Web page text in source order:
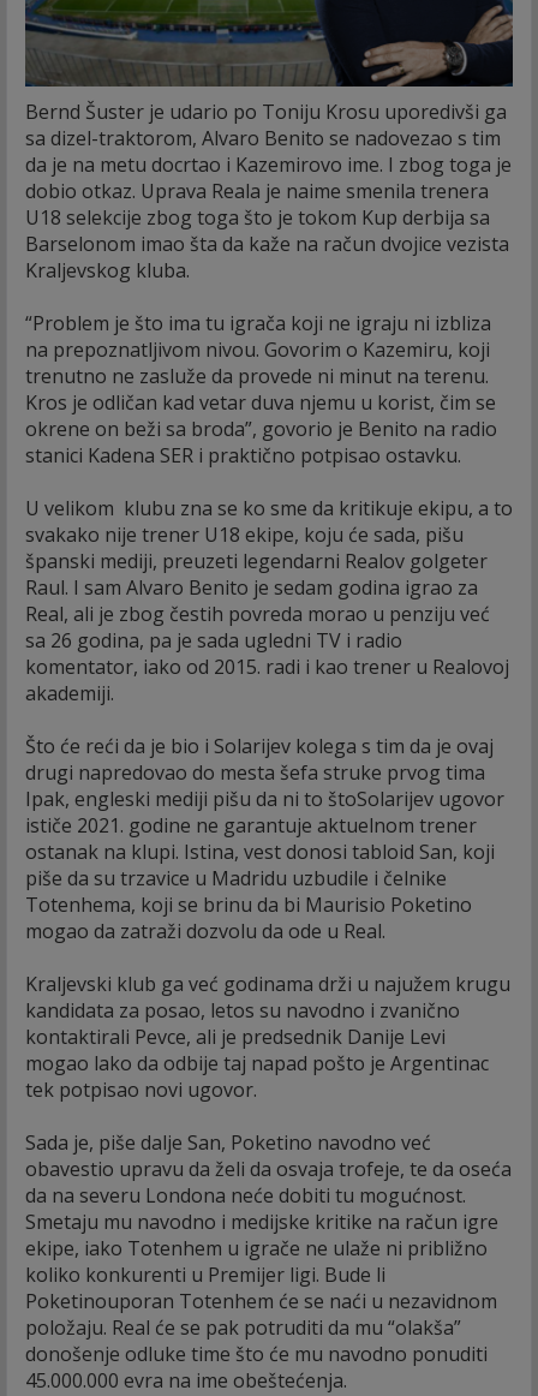
Bernd Šuster je udario po Toniju Krosu uporedivši ga
sa dizel-traktorom, Alvaro Benito se nadovezao s tim
da je na metu docrtao i Kazemirovo ime. I zbog toga je
dobio otkaz. Uprava Reala je naime smenila trenera
U18 selekcije zbog toga što je tokom Kup derbija sa
Barselonom imao šta da kaže na račun dvojice vezista
Kraljevskog kluba.
“Problem je što ima tu igrača koji ne igraju ni izbliza
na prepoznatljivom nivou. Govorim o Kazemiru, koji
trenutno ne zasluže da provede ni minut na terenu.
Kros je odličan kad vetar duva njemu u korist, čim se
okrene on beži sa broda”, govorio je Benito na radio
stanici Kadena SER i praktično potpisao ostavku.
U velikom klubu zna se ko sme da kritikuje ekipu, a to
svakako nije trener U18 ekipe, koju će sada, pišu
španski mediji, preuzeti legendarni Realov golgeter
Raul. I sam Alvaro Benito je sedam godina igrao za
Real, ali je zbog čestih povreda morao u penziju već
sa 26 godina, pa je sada ugledni TV i radio
komentator, iako od 2015. radi i kao trener u Realovoj
akademiji.
Što će reći da je bio i Solarijev kolega s tim da je ovaj
drugi napredovao do mesta šefa struke prvog tima
Ipak, engleski mediji pišu da ni to štoSolarijev ugovor
ističe 2021. godine ne garantuje aktuelnom trener
ostanak na klupi. Istina, vest donosi tabloid San, koji
piše da su trzavice u Madridu uzbudile i čelnike
Totenhema, koji se brinu da bi Maurisio Poketino
mogao da zatraži dozvolu da ode u Real.
Kraljevski klub ga već godinama drži u najužem krugu
kandidata za posao, letos su navodno i zvanično
kontaktirali Pevce, ali je predsednik Danije Levi
mogao lako da odbije taj napad pošto je Argentinac
tek potpisao novi ugovor.
Sada je, piše dalje San, Poketino navodno već
obavestio upravu da želi da osvaja trofeje, te da oseća
da na severu Londona neće dobiti tu mogućnost.
Smetaju mu navodno i medijske kritike na račun igre
ekipe, iako Totenhem u igrače ne ulaže ni približno
koliko konkurenti u Premijer ligi. Bude li
Poketinouporan Totenhem će se naći u nezavidnom
položaju. Real će se pak potruditi da mu “olakša”
donošenje odluke time što će mu navodno ponuditi
45.000.000 evra na ime obeštećenja.